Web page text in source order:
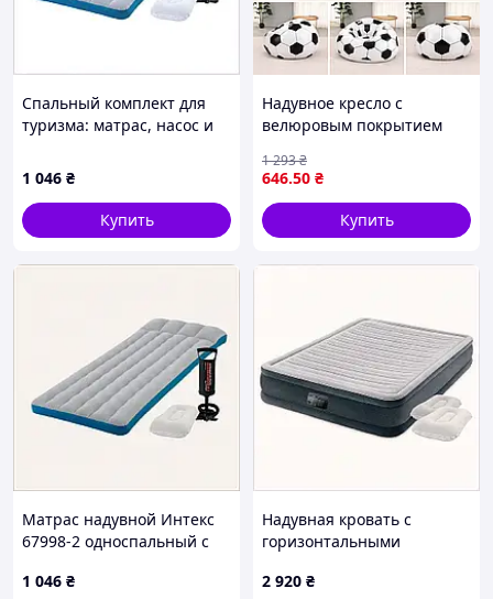
Спальный комплект для
туризма: матрас, насос и
1 046 ₴
Купить
Надувное кресло с
велюровым покрытием
белое до 150 кг для отдыха
646.50 ₴
1 293₴
Купить
Матрас надувной Интекс
67998-2 односпальный с
255A9M866B
1 046 ₴
Надувная кровать с
горизонтальными
TMT2559827
2 920 ₴